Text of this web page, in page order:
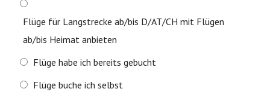
Flüge für Langstrecke ab/bis D/AT/CH mit Flügen
ab/bis Heimat anbieten
Flüge habe ich bereits gebucht
Flüge buche ich selbst